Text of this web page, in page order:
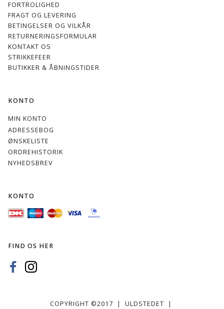
FORTROLIGHED
FRAGT OG LEVERING
BETINGELSER OG VILKÅR
RETURNERINGSFORMULAR
KONTAKT OS
STRIKKEFEER
BUTIKKER & ÅBNINGSTIDER
KONTO
MIN KONTO
ADRESSEBOG
ØNSKELISTE
ORDREHISTORIK
NYHEDSBREV
KONTO
FIND OS HER
COPYRIGHT ©2017 | ULDSTEDET |